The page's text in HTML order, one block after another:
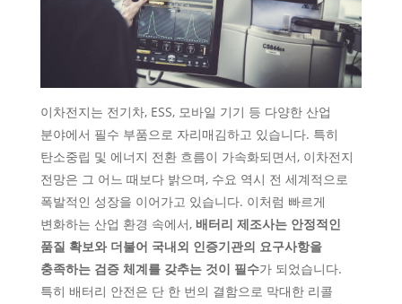
이차전지는 전기차, ESS, 모바일 기기 등 다양한 산업
분야에서 필수 부품으로 자리매김하고 있습니다. 특히
탄소중립 및 에너지 전환 흐름이 가속화되면서, 이차전지
전망은 그 어느 때보다 밝으며, 수요 역시 전 세계적으로
폭발적인 성장을 이어가고 있습니다. 이처럼 빠르게
변화하는 산업 환경 속에서, 배터리 제조사는 안정적인
품질 확보와 더불어 국내외 인증기관의 요구사항을
충족하는 검증 체계를 갖추는 것이 필수가 되었습니다.
특히 배터리 안전은 단 한 번의 결함으로 막대한 리콜